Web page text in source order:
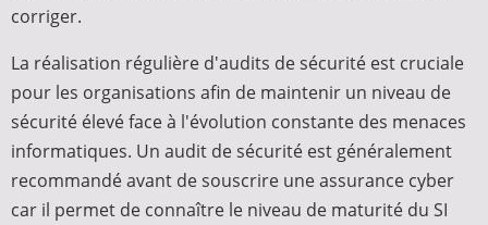
corriger.
La réalisation régulière d'audits de sécurité est cruciale
pour les organisations afin de maintenir un niveau de
sécurité élevé face à l'évolution constante des menaces
informatiques. Un audit de sécurité est généralement
recommandé avant de souscrire une assurance cyber
car il permet de connaître le niveau de maturité du SI